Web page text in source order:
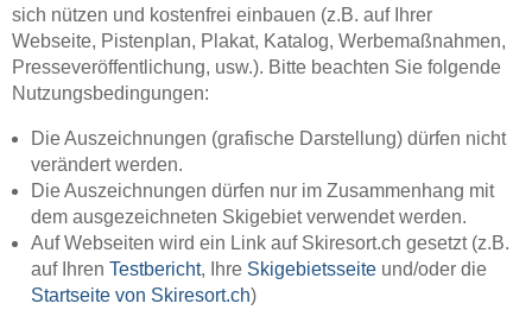
sich nützen und kostenfrei einbauen (z.B. auf Ihrer
Webseite, Pistenplan, Plakat, Katalog, Werbemaßnahmen,
Presseveröffentlichung, usw.). Bitte beachten Sie folgende
Nutzungsbedingungen:
Die Auszeichnungen (grafische Darstellung) dürfen nicht
verändert werden.
Die Auszeichnungen dürfen nur im Zusammenhang mit
dem ausgezeichneten Skigebiet verwendet werden.
Auf Webseiten wird ein Link auf Skiresort.ch gesetzt (z.B.
auf Ihren Testbericht, Ihre Skigebietsseite und/oder die
Startseite von Skiresort.ch)